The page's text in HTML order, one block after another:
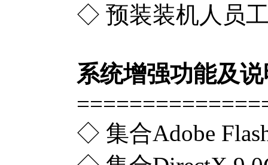
◇ 预装装机人员
系统增强功能及
◇ 集合Adobe